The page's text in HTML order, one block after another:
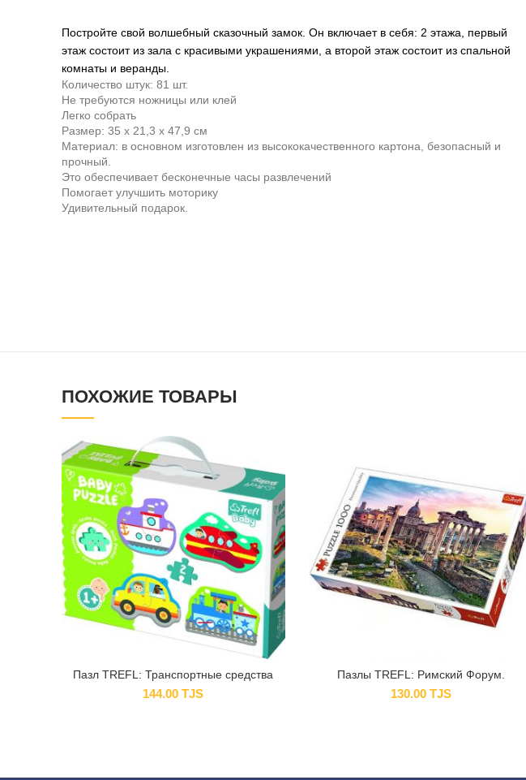
Постройте свой волшебный сказочный замок. Он включает в себя: 2 этажа, первый
этаж состоит из зала с красивыми украшениями, а второй этаж состоит из спальной
комнаты и веранды.
Количество штук: 81 шт.
Не требуются ножницы или клей
Легко собрать
Размер: 35 х 21,3 х 47,9 см
Материал: в основном изготовлен из высококачественного картона, безопасный и
прочный.
Это обеспечивает бесконечные часы развлечений
Помогает улучшить моторику
Удивительный подарок.
ПОХОЖИЕ ТОВАРЫ
Пазл TREFL: Транспортные средства
144.00TJS
Пазлы TREFL: Римский Форум.
130.00 TJS